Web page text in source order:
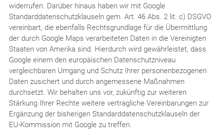
widerrufen. Darüber hinaus haben wir mit Google
Standarddatenschutzklauseln gem. Art. 46 Abs. 2 lit. c) DSGVO
vereinbart, die ebenfalls Rechtsgrundlage für die Übermittlung
der durch Google Maps verarbeiteten Daten in die Vereinigten
Staaten von Amerika sind. Hierdurch wird gewährleistet, dass
Google einem den europäischen Datenschutzniveau
vergleichbaren Umgang und Schutz Ihrer personenbezogenen
Daten zusichert und durch angemessene Maßnahmen
durchsetzt. Wir behalten uns vor, zukünftig zur weiteren
Stärkung Ihrer Rechte weitere vertragliche Vereinbarungen zur
Ergänzung der bisherigen Standarddatenschutzklauseln der
EU-Kommission mit Google zu treffen.